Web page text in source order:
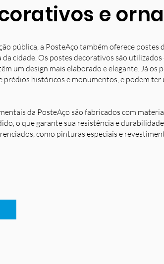
e
pública, a PosteAço também oferece postes
cidade. Os postes decorativos são utilizados
um design mais elaborado e elegante. Já
históricos e monumentos, e podem ter
da PosteAço são fabricados com
o que garante sua resistência e
como pinturas especiais e